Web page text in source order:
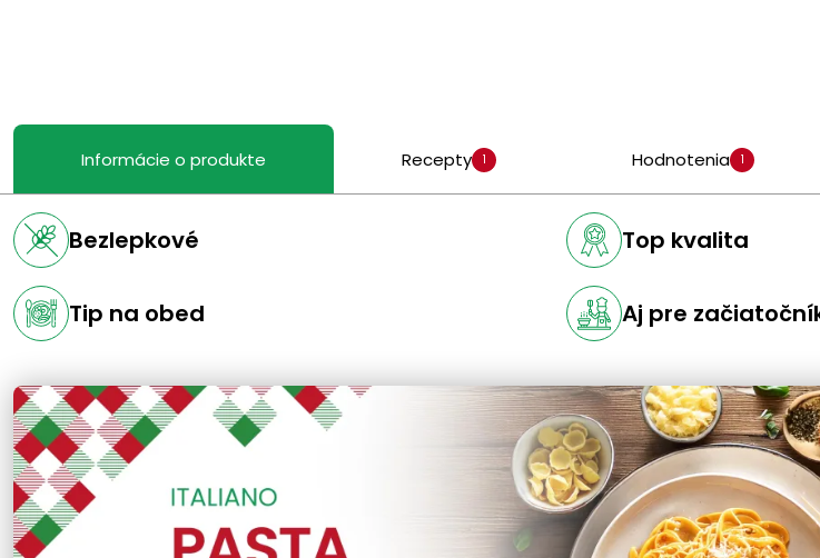
Informácie o produkte Recepty 1 Hodnotenia 1
Bezlepkové Top kvalita
Tip na obed Aj pre